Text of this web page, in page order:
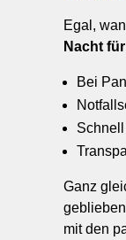
Egal,
Nacht
Bei
Ganz
mit den